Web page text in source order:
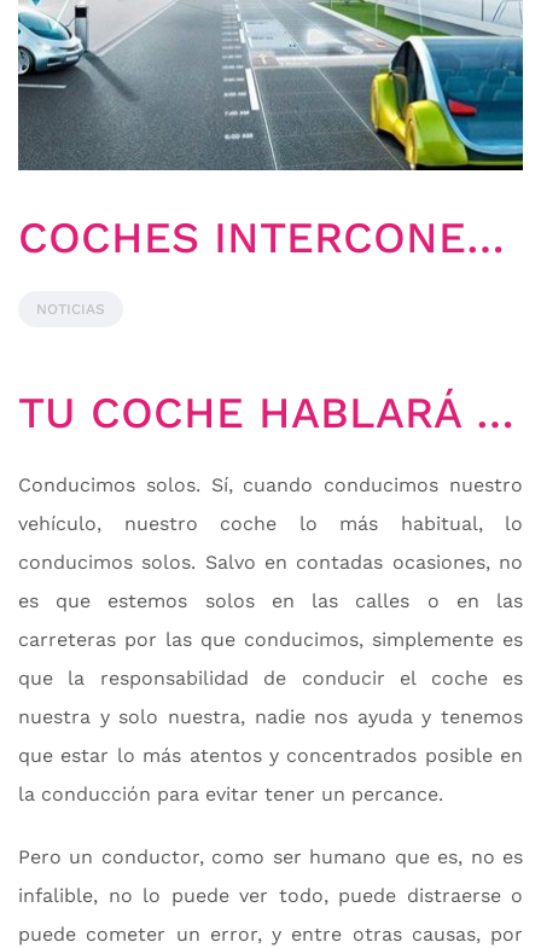
COCHES INTERCONECTADOS
NOTICIAS
TU COCHE HABLARÁ CON MI COCHE Y SERÁ EL MAYOR PASO EN SEGURIDAD EN AÑOS
Conducimos solos. Sí, cuando conducimos nuestro
vehículo, nuestro coche lo más habitual, lo
conducimos solos. Salvo en contadas ocasiones, no
es que estemos solos en las calles o en las
carreteras por las que conducimos, simplemente es
que la responsabilidad de conducir el coche es
nuestra y solo nuestra, nadie nos ayuda y tenemos
que estar lo más atentos y concentrados posible en
la conducción para evitar tener un percance.
Pero un conductor, como ser humano que es, no es
infalible, no lo puede ver todo, puede distraerse o
puede cometer un error, y entre otras causas, por